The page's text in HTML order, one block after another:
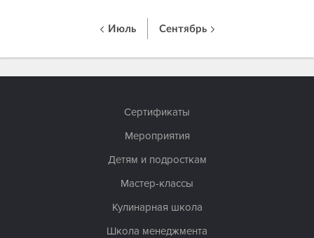
Июль Сентябрь
Сертификаты
Мероприятия
Детям и подросткам
Мастер-классы
Кулинарная школа
Школа менеджмента